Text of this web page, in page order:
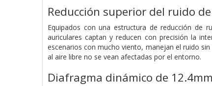
Reducción superior del ruido
Equipados con una estructura de reducción
auriculares captan y reducen con precisión la
escenarios con mucho viento, manejan el ruido
al aire libre no se vean afectadas por el entorno.
Diafragma dinámico de